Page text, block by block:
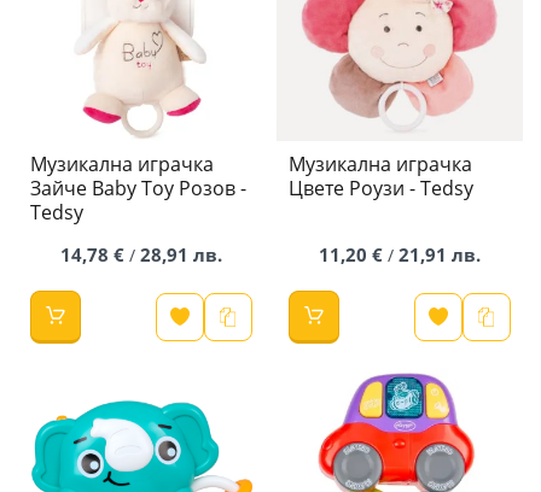
Музикална играчка
Зайче Baby Toy Розов -
Tedsy
14,78 € / 28,91 лв.
Музикална играчка
Цвете Роузи - Tedsy
11,20 € / 21,91 лв.